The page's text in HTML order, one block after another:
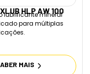
HLP AW 100
lubrificante mineral
para múltiplas
MAIS